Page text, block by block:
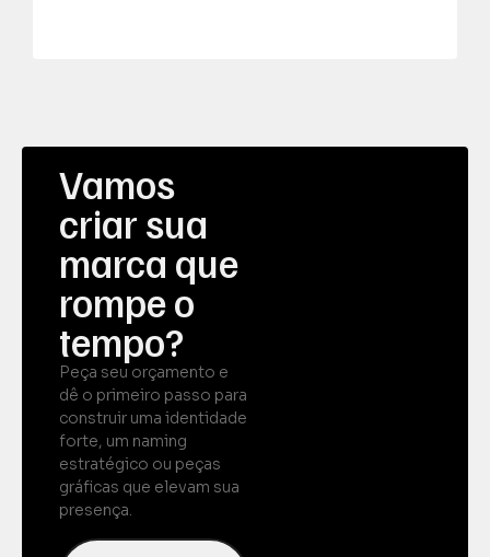
Vamos
criar sua
marca que
rompe o
tempo?
Peça seu orçamento e
dê o primeiro passo para
construir uma identidade
forte, um naming
estratégico ou peças
gráficas que elevam sua
presença.